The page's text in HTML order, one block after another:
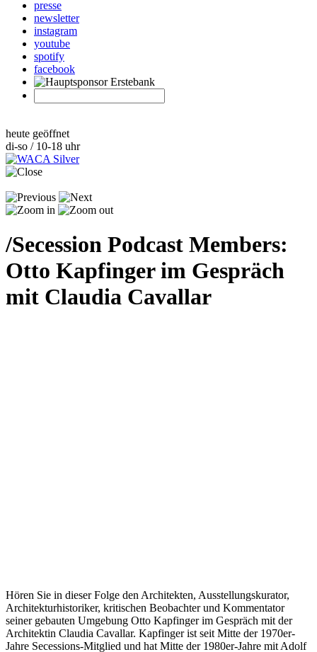
presse
newsletter
instagram
youtube
spotify
facebook
heute geöffnet
di-so / 10-18 uhr
/Secession Podcast Members:
Otto Kapfinger im Gespräch
mit Claudia Cavallar
Hören Sie in dieser Folge den Architekten, Ausstellungskurator,
Architekturhistoriker, kritischen Beobachter und Kommentator
seiner gebauten Umgebung Otto Kapfinger im Gespräch mit der
Architektin Claudia Cavallar. Kapfinger ist seit Mitte der 1970er-
Jahre Secessions-Mitglied und hat Mitte der 1980er-Jahre mit Adolf